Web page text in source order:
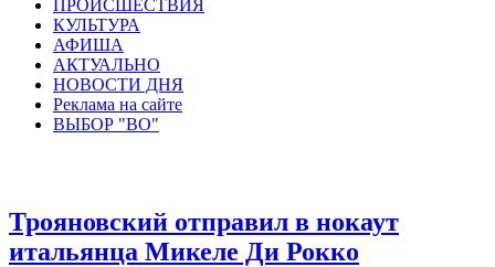
ПРОИСШЕСТВИЯ
КУЛЬТУРА
АФИША
АКТУАЛЬНО
НОВОСТИ ДНЯ
Реклама на сайте
ВЫБОР "ВО"
Трояновский отправил в нокаут
итальянца Микеле Ди Рокко